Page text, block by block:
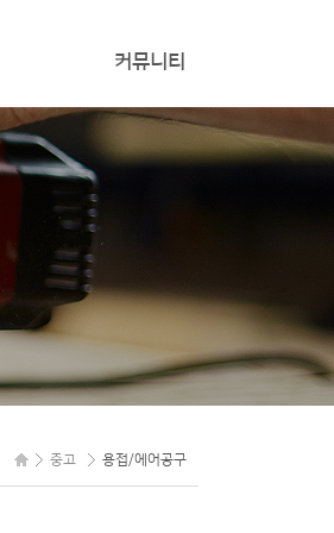
커뮤니티
공지사항
중고 용접/에어공구